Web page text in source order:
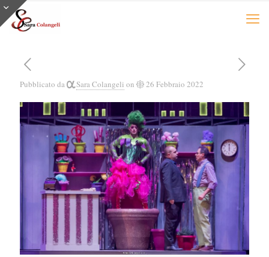
Pubblicato da Sara Colangeli on 26 Febbraio 2022